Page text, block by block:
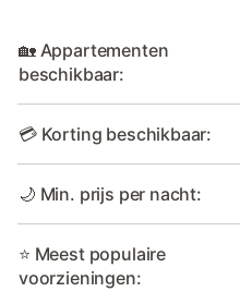
🏡 Appartementen
beschikbaar:
💳 Korting beschikbaar:
🌙 Min. prijs per nacht:
⭐ Meest populaire
voorzieningen: